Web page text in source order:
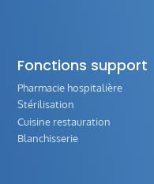
Fonctions support
Pharmacie hospitalière
Stérilisation
Cuisine restauration
Blanchisserie